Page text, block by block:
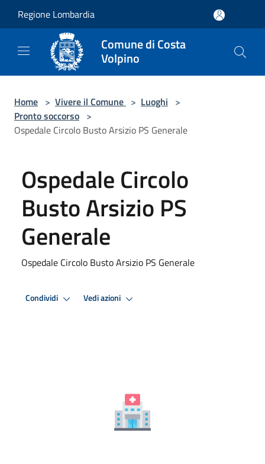
Regione Lombardia
Comune di Costa
Volpino
Home > Vivere il Comune > Luoghi >
Pronto soccorso >
Ospedale Circolo Busto Arsizio PS Generale
Ospedale Circolo
Busto Arsizio PS
Generale
Ospedale Circolo Busto Arsizio PS Generale
Condividi Vedi azioni